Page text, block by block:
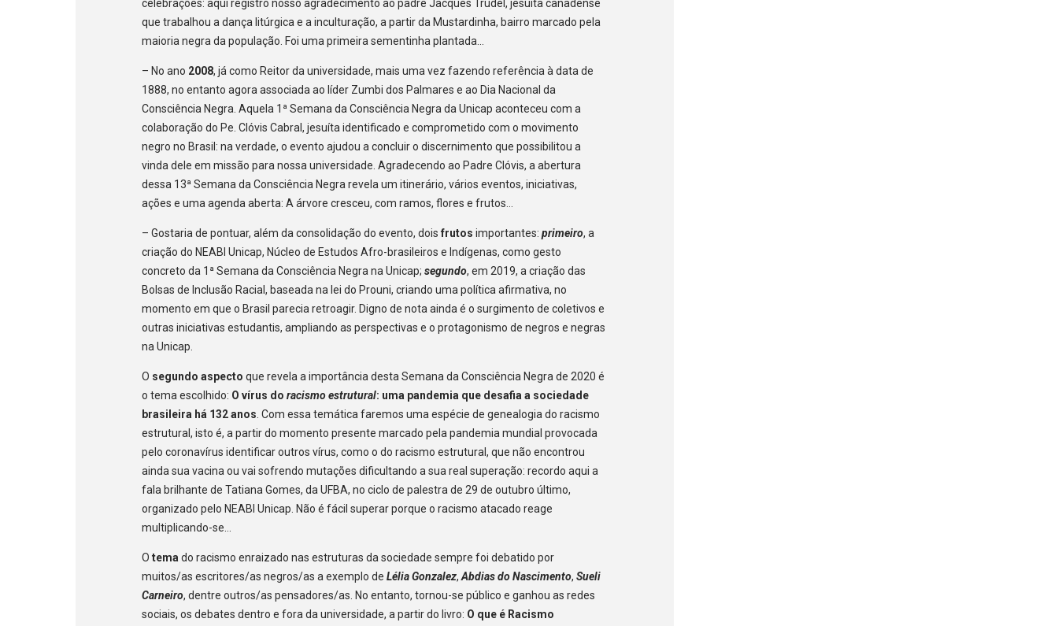
celebrações: aqui registro nosso agradecimento ao padre Jacques Trudel, jesuíta canadense
que trabalhou a dança litúrgica e a inculturação, a partir da Mustardinha, bairro marcado pela
maioria negra da população. Foi uma primeira sementinha plantada…
– No ano 2008, já como Reitor da universidade, mais uma vez fazendo referência à data de
1888, no entanto agora associada ao líder Zumbi dos Palmares e ao Dia Nacional da
Consciência Negra. Aquela 1ª Semana da Consciência Negra da Unicap aconteceu com a
colaboração do Pe. Clóvis Cabral, jesuíta identificado e comprometido com o movimento
negro no Brasil: na verdade, o evento ajudou a concluir o discernimento que possibilitou a
vinda dele em missão para nossa universidade. Agradecendo ao Padre Clóvis, a abertura
dessa 13ª Semana da Consciência Negra revela um itinerário, vários eventos, iniciativas,
ações e uma agenda aberta: A árvore cresceu, com ramos, flores e frutos…
– Gostaria de pontuar, além da consolidação do evento, doisfrutos importantes:primeiro, a
criação do NEABI Unicap, Núcleo de Estudos Afro-brasileiros e Indígenas, como gesto
concreto da 1ª Semana da Consciência Negra na Unicap;segundo, em 2019, a criação das
Bolsas de Inclusão Racial, baseada na lei do Prouni, criando uma política afirmativa, no
momento em que o Brasil parecia retroagir. Digno de nota ainda é o surgimento de coletivos e
outras iniciativas estudantis, ampliando as perspectivas e o protagonismo de negros e negras
na Unicap.
O segundo aspecto que revela a importância desta Semana da Consciência Negra de 2020 é
o tema escolhido: O vírus doracismo estrutural: uma pandemia que desafia a sociedade
brasileira há 132 anos. Com essa temática faremos uma espécie de genealogia do racismo
estrutural, isto é, a partir do momento presente marcado pela pandemia mundial provocada
pelo coronavírus identificar outros vírus, como o do racismo estrutural, que não encontrou
ainda sua vacina ou vai sofrendo mutações dificultando a sua real superação: recordo aqui a
fala brilhante de Tatiana Gomes, da UFBA, no ciclo de palestra de 29 de outubro último,
organizado pelo NEABI Unicap. Não é fácil superar porque o racismo atacado reage
multiplicando-se…
Otemado racismo enraizado nas estruturas da sociedade sempre foi debatido por
muitos/as escritores/as negros/as a exemplo deLélia Gonzalez,Abdias do Nascimento,Sueli
Carneiro, dentre outros/as pensadores/as. No entanto, tornou-se público e ganhou as redes
sociais, os debates dentro e fora da universidade, a partir do livro: O que é Racismo